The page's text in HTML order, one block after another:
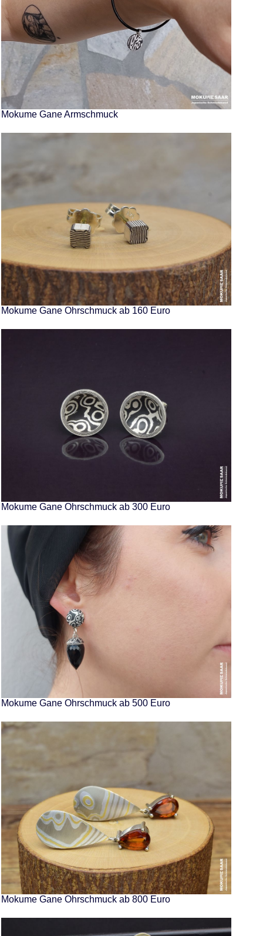
Mokume Gane Armschmuck
Mokume Gane Ohrschmuck ab 160 Euro
Mokume Gane Ohrschmuck ab 300 Euro
Mokume Gane Ohrschmuck ab 500 Euro
Mokume Gane Ohrschmuck ab 800 Euro